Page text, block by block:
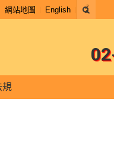
網站地圖 English
規